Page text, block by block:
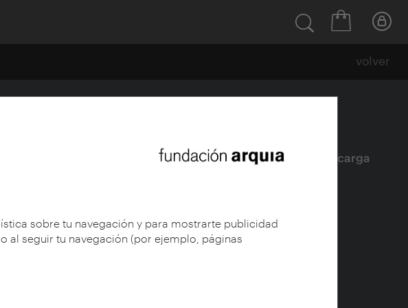
sobre tu navegación y para mostrarte publicidad
al seguir tu navegación (por ejemplo, páginas
volver
Ficha| Descarga